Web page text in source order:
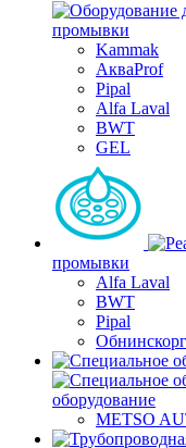
промывки
Kammak
АкваProf
Pipal
Alfa Laval
BWT
GEL
промывки
Alfa Laval
BWT
Pipal
оборудование
METSO